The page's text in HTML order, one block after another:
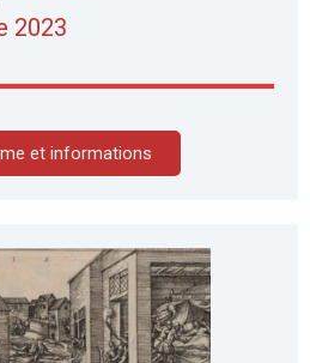
2023
et informations